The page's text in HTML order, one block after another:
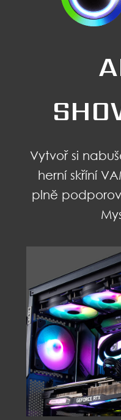
Vytvoř si
herní skříní
plně